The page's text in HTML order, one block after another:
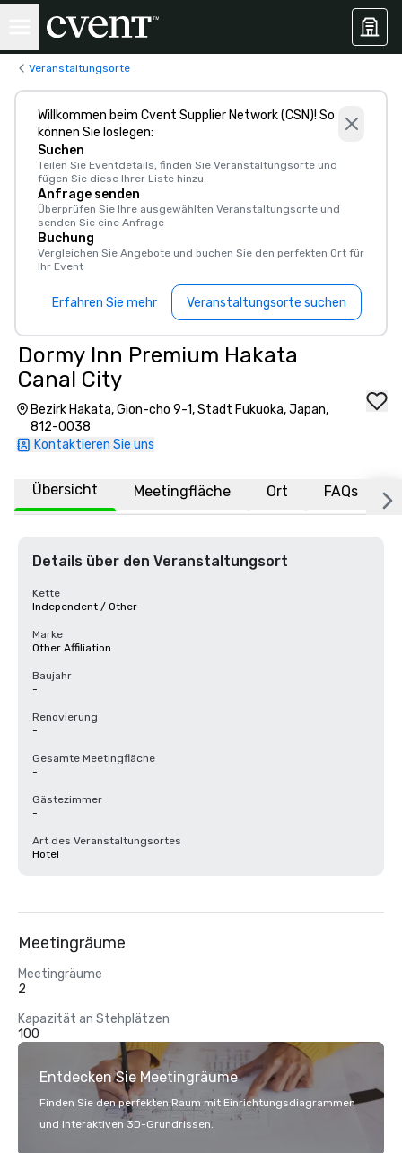
Veranstaltungsorte
Willkommen beim Cvent Supplier Network (CSN)! So
können Sie loslegen:
Suchen
Teilen Sie Eventdetails, finden Sie Veranstaltungsorte und
fügen Sie diese Ihrer Liste hinzu.
Anfrage senden
Überprüfen Sie Ihre ausgewählten Veranstaltungsorte und
senden Sie eine Anfrage
Buchung
Vergleichen Sie Angebote und buchen Sie den perfekten Ort für
Ihr Event
Erfahren Sie mehr Veranstaltungsorte suchen
Dormy Inn Premium Hakata
Canal City
Bezirk Hakata, Gion-cho 9-1, Stadt Fukuoka, Japan,
812-0038
Kontaktieren Sie uns
Übersicht Meetingfläche Ort FAQs
Details über den Veranstaltungsort
Kette
Independent / Other
Marke
Other Affiliation
Baujahr
-
Renovierung
-
Gesamte Meetingfläche
-
Gästezimmer
-
Art des Veranstaltungsortes
Hotel
Meetingräume
Meetingräume
2
Kapazität an Stehplätzen
100
Entdecken Sie Meetingräume
Finden Sie den perfekten Raum mit Einrichtungsdiagrammen
und interaktiven 3D-Grundrissen.